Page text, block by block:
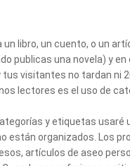
libro, un cuento, o un
publicas una novela) y
visitantes no tardan ni
lectores es el uso de
y etiquetas usaré
están organizados. Los
artículos de aseo